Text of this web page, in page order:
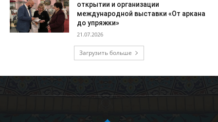
открытии и организации
международной выставки «От аркана
до упряжки»
21.07.2026
Загрузить больше